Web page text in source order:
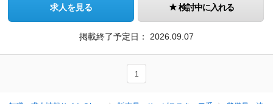
求人を見る 検討中に入れる
掲載終了予定日： 2026.09.07
1